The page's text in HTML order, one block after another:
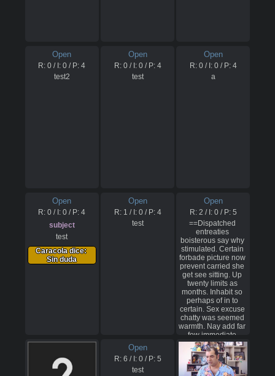
⠈⠳⣄⠀⠀⠘⢦⡀⠀⠀⠚⠈
⠙⠃⢣⢻⣧⠇⠀⠀⠀⠀⠀⠀
⠀⠀⠀⠀⠀⠀⠀
⠁⠀⠐⠀⠀⠰⡋⠣⣰⠀⢧⠀
⠀⠀⠀⠀⠀⠀⠀
⠀⠀⠀⠀⠀⢸⠁⠀⠀⠀⠀⠀
⠀⠀⠀⠀⢏⢳⠀⠀⠙⣄⠳⢤
⡀⠀⣀⠠⢔⣊⣹⡷⣾⢧⡈⣆
⠀⠀⠀⠀⠀⠀⠀
⠀⠀⠀⠀⠀⢸⠀⠀⠀⠀⠀⠀
⠀⠀⠀⠀⠘⠮⣰⣀⣀⡈⠑⠢
⢄⠀⠉⣩⢝⡯⠑⢒⣹⣉⣛⢿
⡀⠀⠀⠀⠀⠀⠀
⠀⠀⠀⠀⠀⢸⠀⠀⠀⠀⠀⠀
⠀⠀⠀⠀⠀⠀⢀⠉⠉⠉⠉⠉
⠒⢽⣆⠉⠉⠋⠉⢭⣙⠩⣽⡙
⢇⠀⠀⠀⠀⠀⠀
⠀⠀⠀⠀⠀⣼⠀⠀⠀⠀⠀⠀
⡄⠀⠀⠀⠀⠀⠊⠀⢀⡀⠀⠀
⠀⠀⢙⡆⠀⠀⠀⠀⠀⠀⠀⠙
⣻⣀⠀⠀⠀⠀⠀
⠀⠀⠀⠀⠀⣿⠀⠀⠀⠀⠀⢰
⡇⢠⠀⠀⢸⣿⣷⣴⣿⣿⠄⠀
⠀⠀⠀⠀⠀⠀⠀⠀⠀⠀⠀⠈
⠙⠆⠀⠀⠀⠀⣹⣿⣿⣿⣿⣿
⣿⣿⣿⣿⣿⣿⣿⣿⣿⣿⣿⣿
⣿⣿⣿⣿⣿⣿⣿⣿⣿⣿⣿⣿
⡄⠀⠀⠀⠀⠀⠀⠀⠀⠀⠀⠐
⢤⡆⠠⠈⠆⠀⣿⣿⣿⣿⣿⣿
⣿⣿⣿⣿⣿⣿⣿⣿⣿⣿⣿⣿
⣿⣿⣿⣿⣿⣿⣿⣿⣿⣿⣿⣿
⣿⣿⣿⣿⣿⣿⣿⣿⣿
⣿⣿⣿⣿⣿⣿⣿⣿⣿⣿⣿⣿
⣿⣿⣿⣿⣿⣿⣿⣿⣿⣿⣿⣿
⣿⣿⣿⣿⣷⠀⢠⠞⠀⠀⠀⠀
⣿⣿⣿⣿⣿⣧⠏⠀⠀⠀⠆⠀
⠘⡆⠀⠀⠀⠀⠀⠀⠀⠀⠀⠀
⠉⠁⠀⠀⠰⠀⣿⣿⣿⣿⣿⣿
Open
R:0 / I:0 / P:4
test2
Open
R: 0/ I: 0/ P: 4
test
Open
R: 0/ I: 0/ P: 4
a
Open
R:0 / I:0 / P:4
subject
test
Caracola dice:
Sin duda
Open
R: 1 / I: 0/ P: 4
test
Open
R: 2 / I: 0/ P: 5
==Dispatched
entreaties
boisterous say why
stimulated. Certain
forbade picture now
prevent carried she
get see sitting. Up
twenty limits as
months. Inhabit so
perhaps of in to
certain. Sex excuse
chatty was seemed
warmth. Nay add far
few immediate
sweetness earnestly
dejection.
His having within
Open
R: 6 / I: 0/ P: 5
test